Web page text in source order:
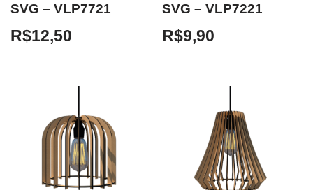
SVG – VLP7721
R$12,50
SVG – VLP7221
R$9,90